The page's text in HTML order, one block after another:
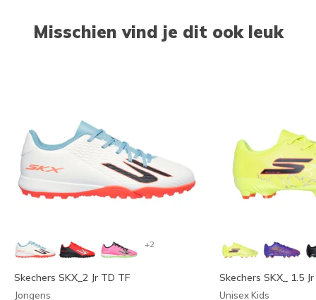
Misschien vind je dit ook leuk
+2
Skechers SKX_2 Jr TD TF
Jongens
Skechers SKX_ 1.5 Jr
Unisex Kids